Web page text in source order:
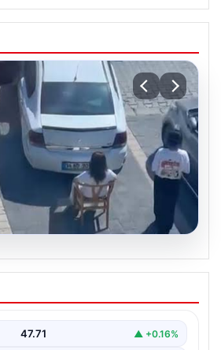
Olay: Sandalye Engel
Etmedi
olay, bölge sakinlerinin ve
47.71 ▲ +0.16%